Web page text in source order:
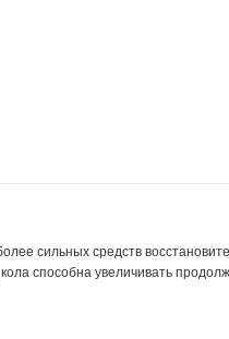
сильных средств
способна увеличивать